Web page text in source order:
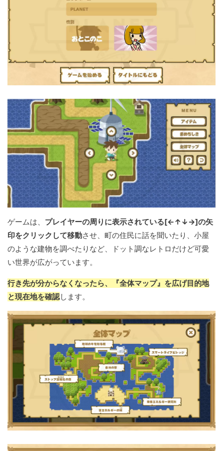
ゲームは、 プレイヤーの周りに表示されている[←↑↓→]の矢
印をクリックして移動させ、町の住民に話を聞いたり、小屋
のような建物を調べたりなど、ドット調なレトロだけど可愛
い世界が広がっています。
行き先が分からなくなったら、『全体マップ』を広げ目的地
と現在地を確認します。